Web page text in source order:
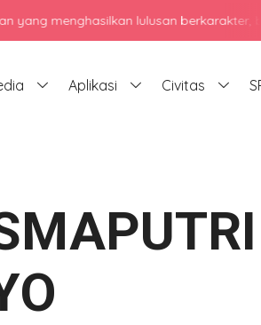
menghasilkan lulusan berkarakter,
Aplikasi Civitas